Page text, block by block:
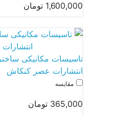
1,600,000 تومان
تاسیسات مکانیکی
انتشارات عصر کنکاش
مقایسه
365,000 تومان